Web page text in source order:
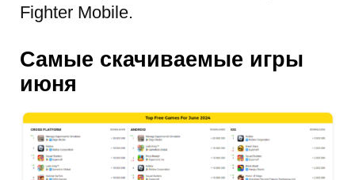
Fighter Mobile.
Самые скачиваемые игры
июня